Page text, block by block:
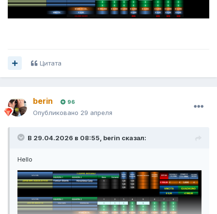
Цитата
berin 96
Опубликовано 29 апреля
В 29.04.2026 в 08:55, berin сказал:
Hello